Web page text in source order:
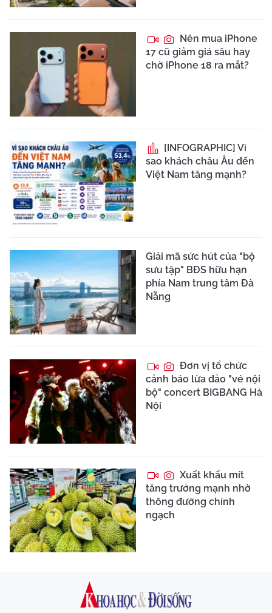
Nên mua iPhone
17 cũ giảm giá sâu hay
chờ iPhone 18 ra mắt?
[INFOGRAPHIC] Vì
sao khách châu Âu đến
Việt Nam tăng mạnh?
Giải mã sức hút của "bộ
sưu tập" BĐS hữu hạn
phía Nam trung tâm Đà
Nẵng
Đơn vị tổ chức
cảnh báo lừa đảo "vé nội
bộ" concert BIGBANG Hà
Nội
Xuất khẩu mít
tăng trưởng mạnh nhờ
thông đường chính
ngạch